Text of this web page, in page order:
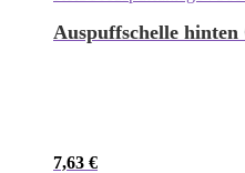
Auspuffschelle
7,63 €